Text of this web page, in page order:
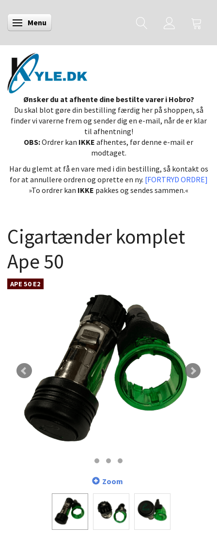
Skifte navigation
Menu
Ønsker du at afhente dine bestilte varer i Hobro?
Du skal blot gøre din bestilling færdig her på shoppen, så
finder vi varerne frem og sender dig en e-mail, når de er klar
til afhentning!
OBS:Ordrer kan IKKE afhentes, før denne e-mail er
modtaget.
Har du glemt at få en vare med i din bestilling, så kontakt os
for at annullere ordren og oprette en ny. [FORTRYD ORDRE]
»To ordrer kan IKKE pakkes og sendes sammen.«
Cigartænder komplet
Ape 50
APE 50 E2
Zoom